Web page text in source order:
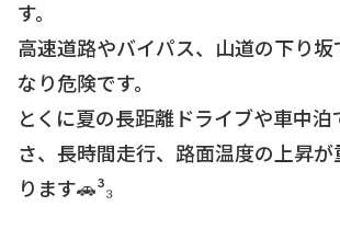
す。
高速道路やバイパス、山道の下り
なり危険です。
とくに夏の長距離ドライブや車中
さ、長時間走行、路面温度の上昇
ります🚗³₃